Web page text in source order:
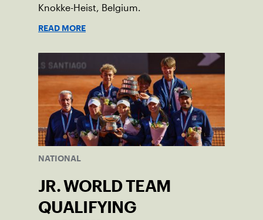
Knokke-Heist, Belgium.
READ MORE
NATIONAL
JR. WORLD TEAM
QUALIFYING